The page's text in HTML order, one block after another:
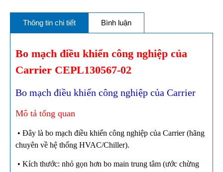
Thông tin chi tiết Bình luận
Bo mạch điều khiển công nghiệp của
Carrier CEPL130567-02
Bo mạch điều khiển công nghiệp của Carrier
Mô tả tổng quan
• Đây là bo mạch điều khiển công nghiệp của Carrier (hãng
chuyên về hệ thống HVAC/Chiller).
• Kích thước: nhỏ gọn hơn bo main trung tâm (ước chừng